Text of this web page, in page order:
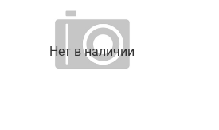
Нет в наличии